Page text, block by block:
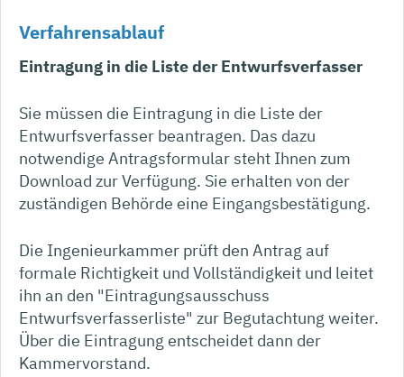
Verfahrensablauf
Eintragung in die Liste der Entwurfsverfasser
Sie müssen die Eintragung in die Liste der
Entwurfsverfasser beantragen. Das dazu
notwendige Antragsformular steht Ihnen zum
Download zur Verfügung. Sie erhalten von der
zuständigen Behörde eine Eingangsbestätigung.
Die Ingenieurkammer prüft den Antrag auf
formale Richtigkeit und Vollständigkeit und leitet
ihn an den "Eintragungsausschuss
Entwurfsverfasserliste" zur Begutachtung weiter.
Über die Eintragung entscheidet dann der
Kammervorstand.